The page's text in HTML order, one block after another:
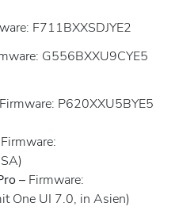
F711BXXSDJYE2
G556BXXU9CYE5
Firmware: P620XXU5BYE5
Firmware:
– Firmware:
One UI 7.0, in Asien)